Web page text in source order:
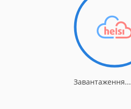
Завантаження...